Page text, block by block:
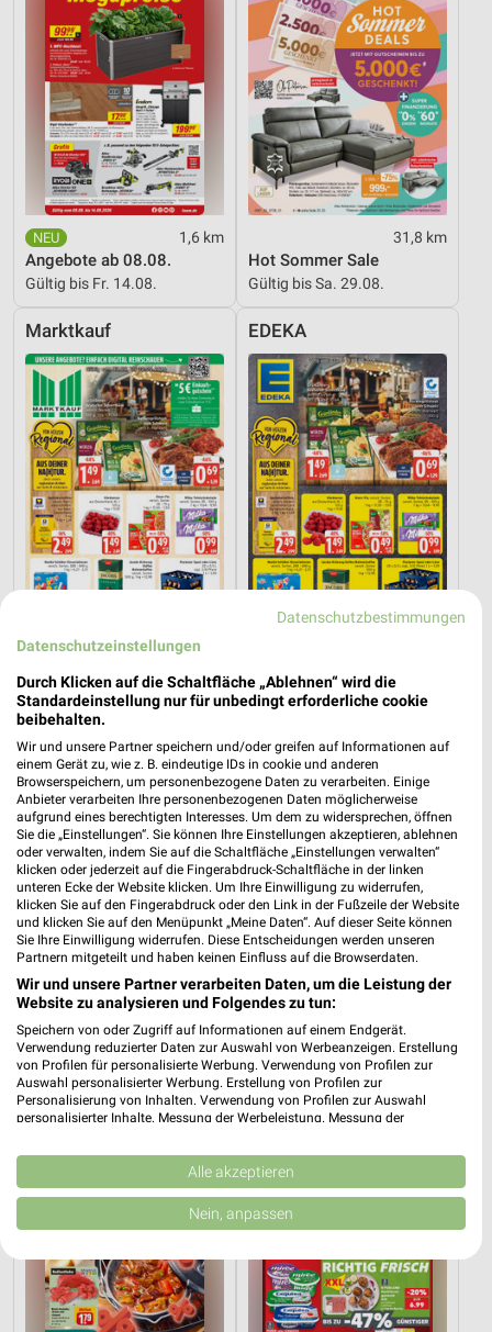
1,6 km
Angebote ab 08.08.
Gültig bis Fr. 14.08.
31,8 km
Hot Sommer Sale
Gültig bis Sa. 29.08.
Marktkauf
2,1 km
Angebote ab 03.08.
Noch heute gültig
EDEKA
Angebote ab 03.08.
Noch heute gültig
PENNY
1,9 km
Angebote ab 03.08.
Noch heute gültig
Opti Wohnwelt
Hot Sommer Sale
Gültig bis Sa. 29.08.
Kaufland
Datenschutzbestimmungen
Datenschutzeinstellungen
Durch Klicken auf die Schaltfläche „Ablehnen“ wird die
Standardeinstellung nur für unbedingt erforderliche cookie
beibehalten.
Wir und unsere Partner speichern und/oder greifen auf Informationen auf
einem Gerät zu, wie z. B. eindeutige IDs in cookie und anderen
Browserspeichern, um personenbezogene Daten zu verarbeiten. Einige
Anbieter verarbeiten Ihre personenbezogenen Daten möglicherweise
aufgrund eines berechtigten Interesses. Um dem zu widersprechen, öffnen
Sie die „Einstellungen“. Sie können Ihre Einstellungen akzeptieren, ablehnen
oder verwalten, indem Sie auf die Schaltfläche „Einstellungen verwalten“
klicken oder jederzeit auf die Fingerabdruck-Schaltfläche in der linken
unteren Ecke der Website klicken. Um Ihre Einwilligung zu widerrufen,
klicken Sie auf den Fingerabdruck oder den Link in der Fußzeile der Website
und klicken Sie auf den Menüpunkt „Meine Daten“. Auf dieser Seite können
Sie Ihre Einwilligung widerrufen. Diese Entscheidungen werden unseren
Partnern mitgeteilt und haben keinen Einfluss auf die Browserdaten.
Wir und unsere Partner verarbeiten Daten, um die Leistung der
Website zu analysieren und Folgendes zu tun:
Speichern von oder Zugriff auf Informationen auf einem Endgerät.
Verwendung reduzierter Daten zur Auswahl von Werbeanzeigen. Erstellung
von Profilen für personalisierte Werbung. Verwendung von Profilen zur
Auswahl personalisierter Werbung. Erstellung von Profilen zur
Personalisierung von Inhalten. Verwendung von Profilen zur Auswahl
personalisierter Inhalte. Messung der Werbeleistung. Messung der
Kombinationen von Daten aus verschiedenen Quellen. Entwicklung und
Verbesserung der Angebote. Verwendung reduzierter Daten zur Auswahl
von Inhalten.
Daten können außerhalb der Europäischen Union weitergegeben und in die
USA gesendet werden.
Website/App.
Partnerliste anzeigen (1 IAB-Anbieter)
Wir nutzen Ihre Daten für folgende Zwecke:
Alle akzeptieren
Nein, anpassen